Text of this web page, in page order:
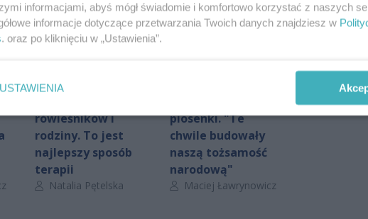
na bazie moich
rówieśników i
rodziny. To jest
najlepszy sposób
terapii
Autor artykułu:
Natalia Pętelska
piosenki. "Te
chwile budowały
naszą tożsamość
narodową"
Autor artykułu:
Maciej Ławrynowicz
informacjami, abyś mógł świadomie i komfortowo korzystać z naszych
informacje dotyczące przetwarzania Twoich danych znajdziesz w
. oraz po kliknięciu w „Ustawienia”.
USTAWIENIA